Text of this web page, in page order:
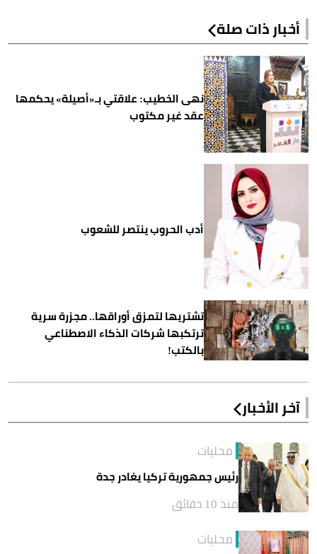
أخبار ذات صلة
نهى الخطيب: علاقتي بـ«أصيلة» يحكمها
عقد غير مكتوب
أدب الحروب ينتصر للشعوب
تشتريها لتمزق أوراقها.. مجزرة سرية
ترتكبها شركات الذكاء الاصطناعي
بالكتب!
آخر الأخبار
محليات
رئيس جمهورية تركيا يغادر جدة
منذ 10 دقائق
محليات